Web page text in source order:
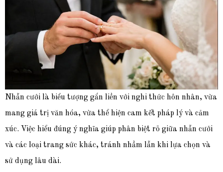
Nhẫn cưới là biểu tượng gắn liền với nghi thức hôn nhân, vừa
mang giá trị văn hóa, vừa thể hiện cam kết pháp lý và cảm
xúc. Việc hiểu đúng ý nghĩa giúp phân biệt rõ giữa nhẫn cưới
và các loại trang sức khác, tránh nhầm lẫn khi lựa chọn và
sử dụng lâu dài.